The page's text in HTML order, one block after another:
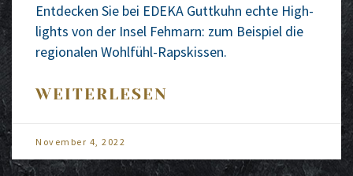
Ent­de­cken Sie bei EDEKA Gutt­kuhn ech­te High­
lights von der Insel Feh­marn: zum Bei­spiel die
regio­na­len Wohl­­fühl-Raps­kis­­sen.
WEITERLESEN
Novem­ber 4, 2022